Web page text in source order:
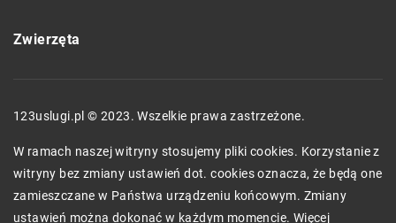
Zwierzęta
123uslugi.pl © 2023. Wszelkie prawa zastrzeżone.
W ramach naszej witryny stosujemy pliki cookies. Korzystanie z
witryny bez zmiany ustawień dot. cookies oznacza, że będą one
zamieszczane w Państwa urządzeniu końcowym. Zmiany
ustawień można dokonać w każdym momencie. Więcej